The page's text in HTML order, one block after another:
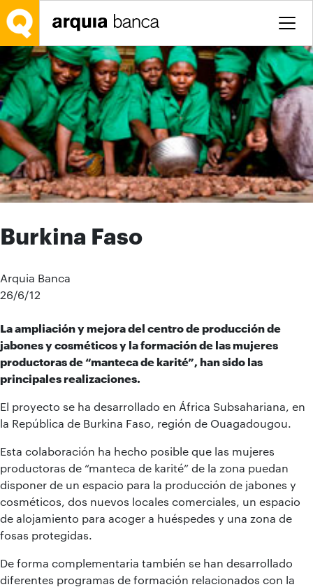
Saltar al contenido principal
Burkina Faso
Arquia Banca
26/6/12
La ampliación y mejora del centro de producción de
jabones y cosméticos y la formación de las mujeres
productoras de “manteca de karité”, han sido las
principales realizaciones.
El proyecto se ha desarrollado en África Subsahariana, en
la República de Burkina Faso, región de Ouagadougou.
Esta colaboración ha hecho posible que las mujeres
productoras de “manteca de karité” de la zona puedan
disponer de un espacio para la producción de jabones y
cosméticos, dos nuevos locales comerciales, un espacio
de alojamiento para acoger a huéspedes y una zona de
fosas protegidas.
De forma complementaria también se han desarrollado
diferentes programas de formación relacionados con la